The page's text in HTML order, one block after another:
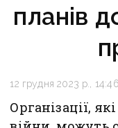
планів
12 грудня 2023 р., 14:46
Організації,